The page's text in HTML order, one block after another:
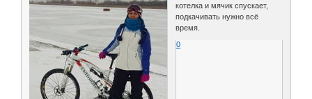
котелка и мячик спускает,
подкачивать нужно всё
время.
0